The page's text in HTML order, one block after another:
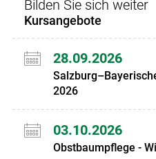
Bilden Sie sich weiter
Kursangebote
28.09.2026
2026
03.10.2026
Obstbaumpflege -